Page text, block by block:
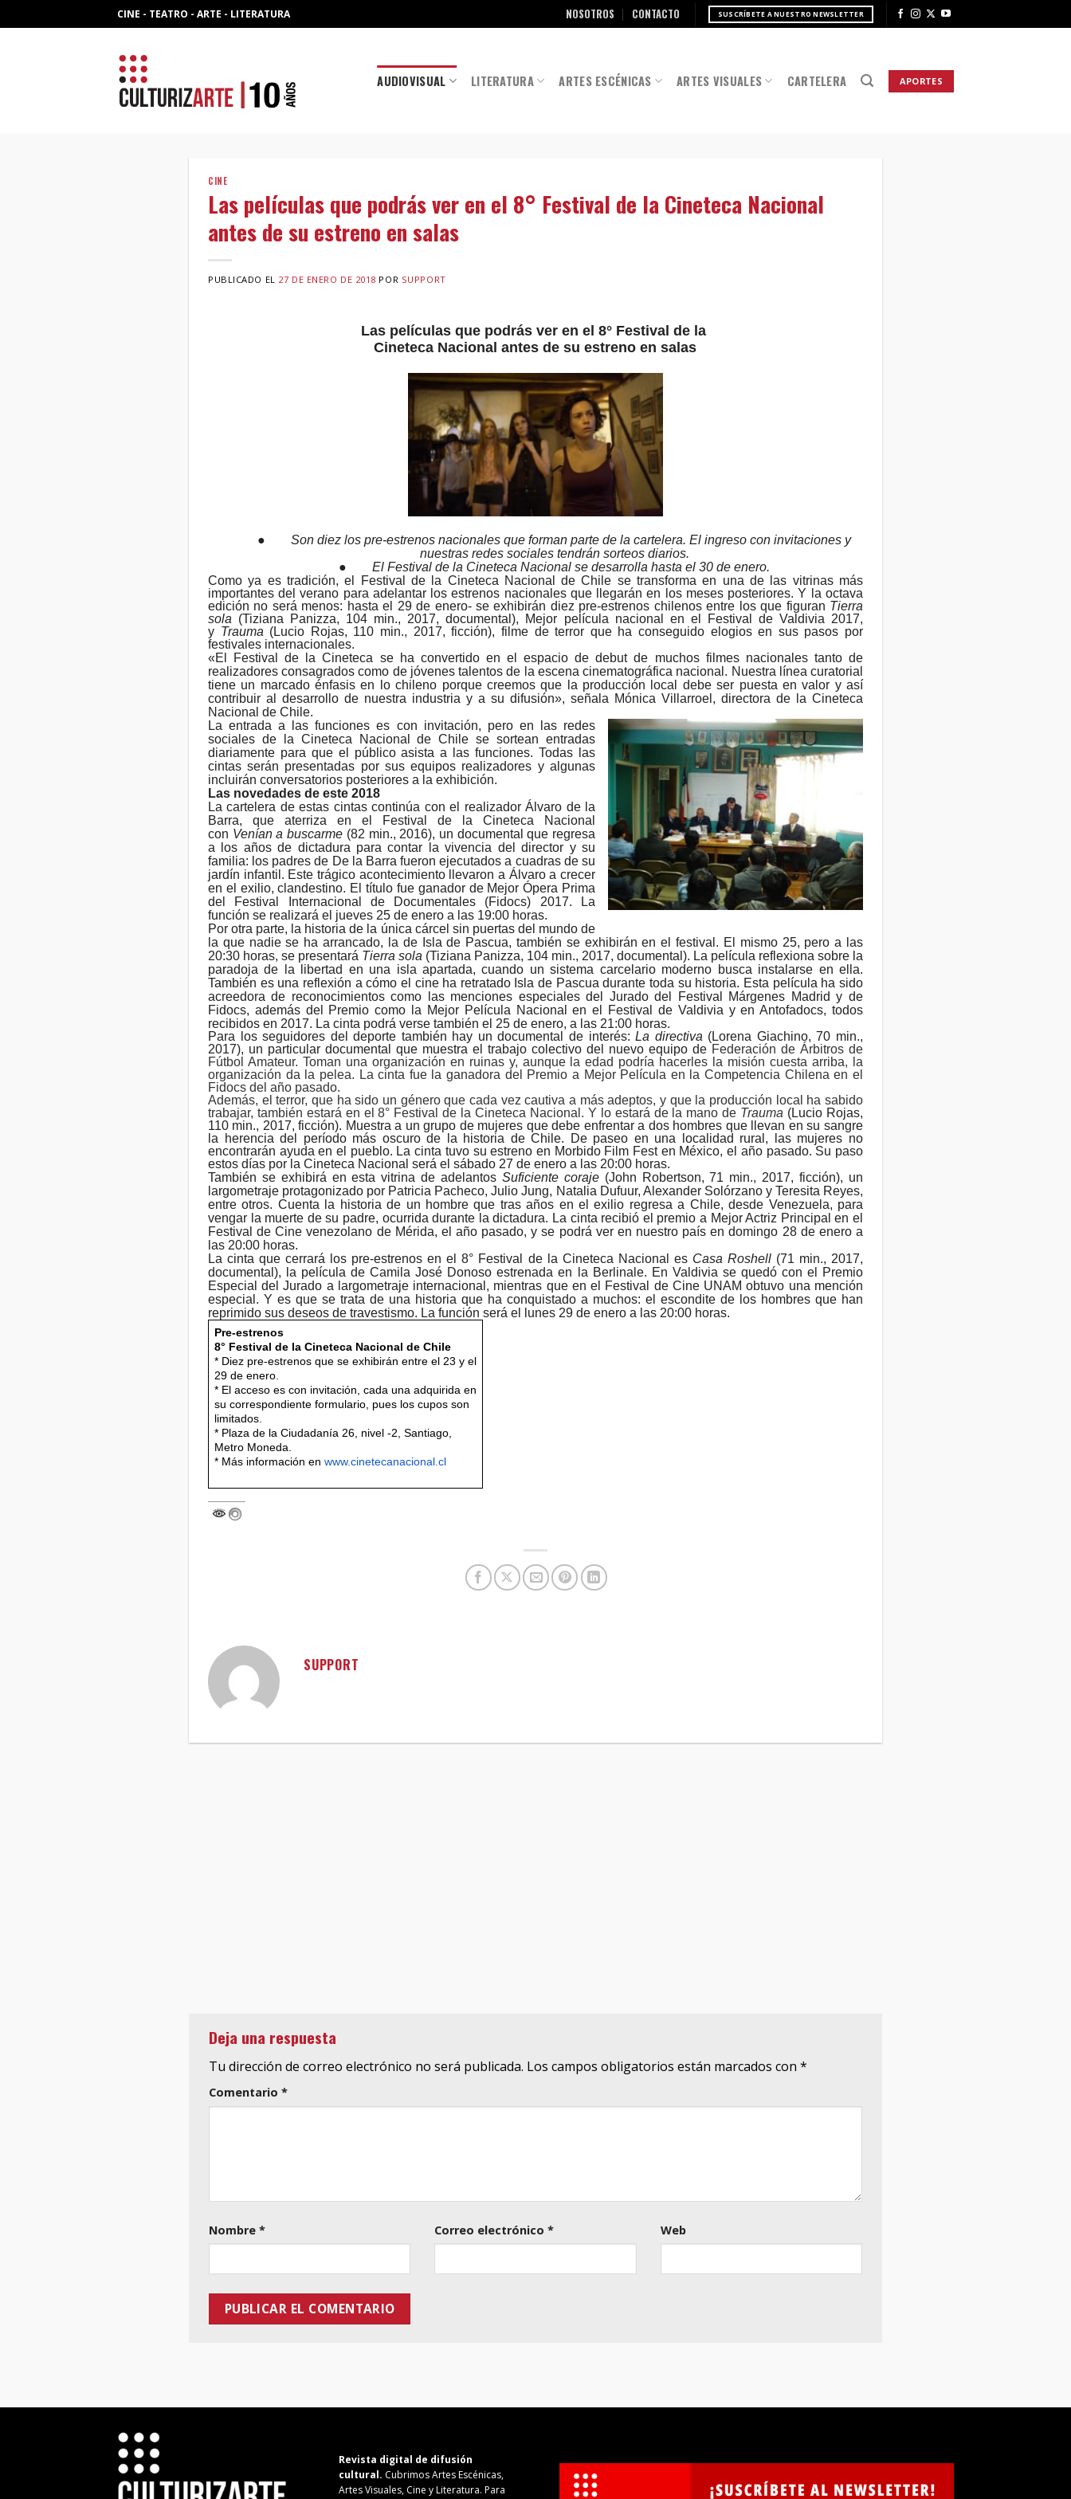
to
CINE - TEATRO - ARTE - LITERATURA NOSOTROS CONTACTO SUSCRÍBETE A NUESTRO NEWSLETTER
AUDIOVISUAL LITERATURA ARTES ESCÉNICAS ARTES VISUALES CARTELERA APORTES
CINE
Las películas que podrás ver en el 8° Festival de la Cineteca Nacional
antes de su estreno en salas
PUBLICADO EL 27 DE ENERO DE 2018 POR SUPPORT
Las películas que podrás ver en el 8° Festival de la
Cineteca Nacionalantes de su estreno en salas
●
Son diez los pre-estrenos nacionales que forman parte de la cartelera. El ingreso con invitaciones y
nuestras redes sociales tendrán sorteos diarios.
●
El Festival de la Cineteca Nacional se desarrolla hasta el 30 de enero.
Como ya es tradición, el Festival de la Cineteca Nacional de Chile se transforma en una de las vitrinas más
importantes del verano para adelantar los estrenos nacionales que llegarán en los meses posteriores. Y la octava
edición no será menos: hasta el 29 de enero- se exhibirán diez pre-estrenos chilenos entre los que figuran Tierra
sola (Tiziana Panizza, 104 min., 2017, documental), Mejor película nacional en el Festival de Valdivia 2017,
y Trauma (Lucio Rojas, 110 min., 2017, ficción), filme de terror que ha conseguido elogios en sus pasos por
festivales internacionales.
«El Festival de la Cineteca se ha convertido en el espacio de debut de muchos filmes nacionales tanto de
realizadores consagrados como de jóvenes talentos de la escena cinematográfica nacional. Nuestra línea curatorial
tiene un marcado énfasis en lo chileno porque creemos que la producción local debe ser puesta en valor y así
contribuir al desarrollo de nuestra industria y a su difusión», señala Mónica Villarroel, directora de la Cineteca
Nacional de Chile.
La entrada a las funciones es con invitación, pero en las redes
sociales de la Cineteca Nacional de Chile se sortean entradas
diariamente para que el público asista a las funciones. Todas las
cintas serán presentadas por sus equipos realizadores y algunas
incluirán conversatorios posteriores a la exhibición.
Las novedades de este 2018
La cartelera de estas cintas continúa con el realizador Álvaro de la
Barra, que aterriza en el Festival de la Cineteca Nacional
con Venían a buscarme (82 min., 2016), un documental que regresa
a los años de dictadura para contar la vivencia del director y su
familia: los padres de De la Barra fueron ejecutados a cuadras de su
jardín infantil. Este trágico acontecimiento llevaron a Álvaro a crecer
en el exilio, clandestino. El título fue ganador de Mejor Ópera Prima
del Festival Internacional de Documentales (Fidocs) 2017. La
función se realizará el jueves 25 de enero a las 19:00 horas.
Por otra parte, la historia de la única cárcel sin puertas del mundo de
la que nadie se ha arrancado, la de Isla de Pascua, también se exhibirán en el festival. El mismo 25, pero a las
20:30 horas, se presentará Tierra sola (Tiziana Panizza, 104 min., 2017, documental). La película reflexiona sobre la
paradoja de la libertad en una isla apartada, cuando un sistema carcelario moderno busca instalarse en ella.
También es una reflexión a cómo el cine ha retratado Isla de Pascua durante toda su historia. Esta película ha sido
acreedora de reconocimientos como las menciones especiales del Jurado del Festival Márgenes Madrid y de
Fidocs, además del Premio como la Mejor Película Nacional en el Festival de Valdivia y en Antofadocs, todos
recibidos en 2017. La cinta podrá verse también el 25 de enero, a las 21:00 horas.
Para los seguidores del deporte también hay un documental de interés:La directiva (Lorena Giachino, 70 min.,
2017), un particular documental que muestra el trabajo colectivo del nuevo equipo de Federación de Árbitros de
Fútbol Amateur. Toman una organización en ruinas y, aunque la edad podría hacerles la misión cuesta arriba, la
organización da la pelea. La cinta fue la ganadora del Premio a Mejor Película en la Competencia Chilena en el
Fidocs del año pasado.
Además, el terror, que ha sido un género que cada vez cautiva a más adeptos, y que la producción local ha sabido
trabajar, también estará en el 8° Festival de la Cineteca Nacional. Y lo estará de la mano de Trauma (Lucio Rojas,
110 min., 2017, ficción). Muestra a un grupo de mujeres que debe enfrentar a dos hombres que llevan en su sangre
la herencia del período más oscuro de la historia de Chile. De paseo en una localidad rural, las mujeres no
encontrarán ayuda en el pueblo. La cinta tuvo su estreno en Morbido Film Fest en México, el año pasado. Su paso
estos días por la Cineteca Nacional será el sábado 27 de enero a las 20:00 horas.
También se exhibirá en esta vitrina de adelantos Suficiente coraje (John Robertson, 71 min., 2017, ficción), un
largometraje protagonizado por Patricia Pacheco, Julio Jung, Natalia Dufuur, Alexander Solórzano y Teresita Reyes,
entre otros. Cuenta la historia de un hombre que tras años en el exilio regresa a Chile, desde Venezuela, para
vengar la muerte de su padre, ocurrida durante la dictadura. La cinta recibió el premio a Mejor Actriz Principal en el
Festival de Cine venezolano de Mérida, el año pasado, y se podrá ver en nuestro país en domingo 28 de enero a
las 20:00 horas.
La cinta que cerrará los pre-estrenos en el 8° Festival de la Cineteca Nacional es Casa Roshell(71 min., 2017,
documental), la película de Camila José Donoso estrenada en la Berlinale. En Valdivia se quedó con el Premio
Especial del Jurado a largometraje internacional, mientras que en el Festival de Cine UNAM obtuvo una mención
especial. Y es que se trata de una historia que ha conquistado a muchos: el escondite de los hombres que han
reprimido sus deseos de travestismo. La función será el lunes 29 de enero a las 20:00 horas.
Pre-estrenos
8° Festival de la Cineteca Nacional de Chile
* Diez pre-estrenos que se exhibirán entre el 23 y el
29 de enero.
* El acceso es con invitación, cada una adquirida en
su correspondiente formulario, pues los cupos son
limitados.
* Plaza de la Ciudadanía 26, nivel -2, Santiago,
Metro Moneda.
* Más información en www.cinetecanacional.cl
SUPPORT
Deja una respuesta
Tu dirección de correo electrónico no será publicada. Los campos obligatorios están marcados con *
Comentario *
Nombre * Correo electrónico* Web
Revista digital de difusión
cultural. Cubrimos Artes Escénicas,
Artes Visuales, Cine y Literatura. Para